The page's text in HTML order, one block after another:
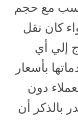
مع حجم
كان نقل
إلي أي
بأسعار
دون
بالذكر أن